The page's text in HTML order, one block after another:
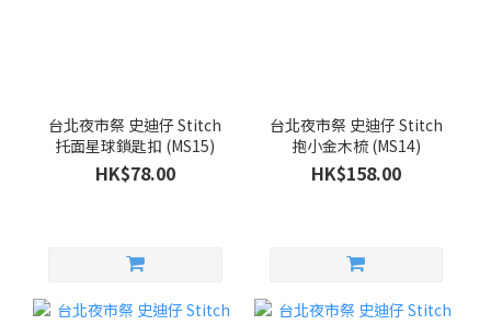
台北夜市祭 史迪仔 Stitch
托面星球鎖匙扣 (MS15)
HK$78.00
台北夜市祭 史迪仔 Stitch
抱小金木梳 (MS14)
HK$158.00